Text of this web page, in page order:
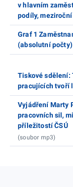
v hlavním
podíly,
Graf 1
(absolutní počty)
Tiskové sdělení:
pracujících tvoří
Vyjádření Marty
pracovních sil,
příležitostí ČSÚ
(soubor mp3)